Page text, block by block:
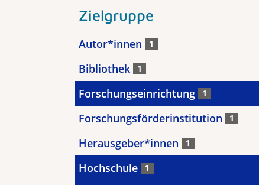
Zielgruppe
Autor*innen 1
Bibliothek 1
Forschungseinrichtung 1
Forschungsförderinstitution 1
Herausgeber*innen 1
Hochschule 1